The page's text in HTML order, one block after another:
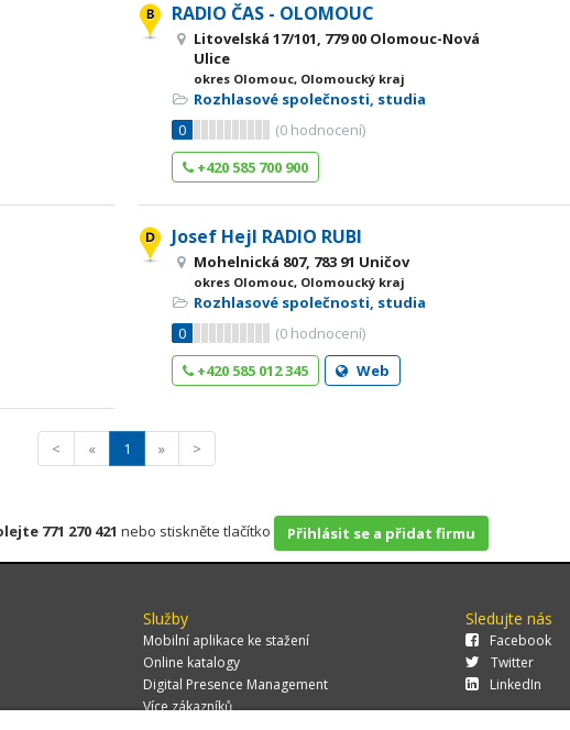
RADIO ČAS - OLOMOUC
Litovelská 17/101, 779 00 Olomouc-Nová
Ulice
okres Olomouc, Olomoucký kraj
Rozhlasové společnosti, studia
0
(0 hodnocení)
+420 585 700 900
Josef Hejl RADIO RUBI
Mohelnická 807, 783 91 Uničov
okres Olomouc, Olomoucký kraj
Rozhlasové společnosti, studia
0
(0 hodnocení)
+420 585 012 345
Web
< « 1 » >
771 270 421 nebo stiskněte tlačítko Přihlásit se a přidat firmu
Služby
Mobilní aplikace ke stažení
Online katalogy
Digital Presence Management
Více zákazníků
Sledujte nás
Facebook
Twitter
LinkedIn